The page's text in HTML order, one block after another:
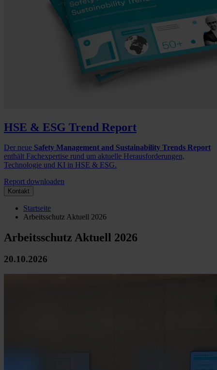
HSE & ESG Trend Report
Der neue Safety Management and Sustainability Trends Report
enthält Fachexpertise rund um aktuelle Herausforderungen,
Technologie und KI in HSE & ESG.
Report downloaden
Kontakt
Startseite
Arbeitsschutz Aktuell 2026
Arbeitsschutz Aktuell 2026
20.10.2026